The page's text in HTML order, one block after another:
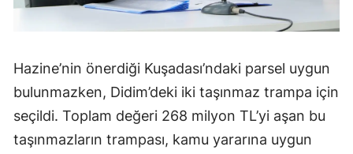
Hazine’nin önerdiği Kuşadası’ndaki parsel uygun
bulunmazken, Didim’deki iki taşınmaz trampa için
seçildi. Toplam değeri 268 milyon TL’yi aşan bu
taşınmazların trampası, kamu yararına uygun